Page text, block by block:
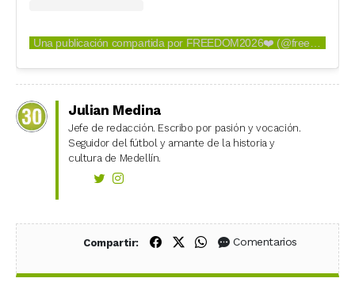
Julian Medina
Jefe de redacción. Escribo por pasión y vocación.
Seguidor del fútbol y amante de la historia y
cultura de Medellín.
Compartir: Compartir en Facebook
Compartir en X (Twitter)
Compartir en WhatsApp
Comentarios